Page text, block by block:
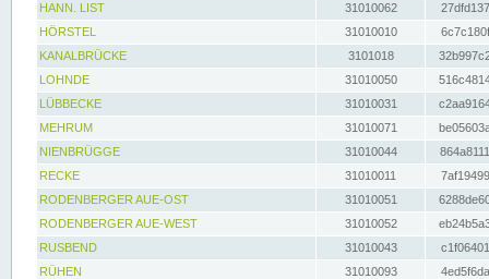
HANN. LIST
31010062
HÖRSTEL
31010010
KANALBRÜCKE
3101018
LOHNDE
31010050
LÜBBECKE
31010031
MEHRUM
31010071
NIENBRÜGGE
31010044
RECKE
31010011
RODENBERGER AUE-OST
31010051
RODENBERGER AUE-WEST
31010052
RUSBEND
31010043
RÜHEN
31010093